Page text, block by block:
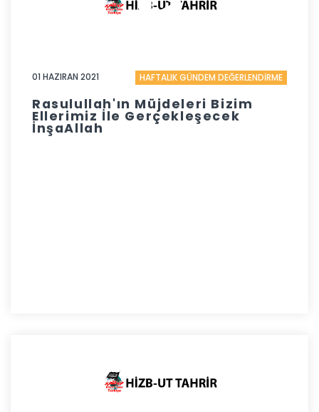
01 HAZIRAN 2021 HAFTALIK GÜNDEM DEĞERLENDİRME
Rasulullah'ın Müjdeleri Bizim
Ellerimiz İle Gerçekleşecek
İnşaAllah